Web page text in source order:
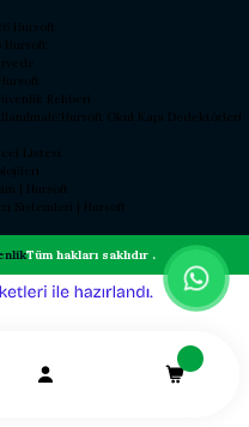
Hursoft
Rehberi
Hursoft Okul Kapı Dedektörleri
Listesi
| Hursoft
Sistemleri | Hursoft
Tüm hakları saklıdır .
e-
ile
hazırlandı.